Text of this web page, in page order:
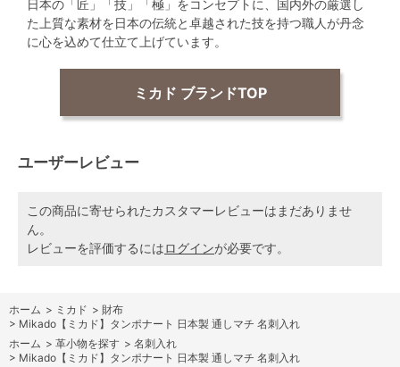
日本の「匠」「技」「極」をコンセプトに、国内外の厳選し
た上質な素材を日本の伝統と卓越された技を持つ職人が丹念
に心を込めて仕立て上げています。
ミカド ブランドTOP
ユーザーレビュー
この商品に寄せられたカスタマーレビューはまだありませ
ん。
レビューを評価するにはログインが必要です。
ホーム > ミカド > 財布
> Mikado【ミカド】タンポナート 日本製 通しマチ 名刺入れ
ホーム > 革小物を探す > 名刺入れ
> Mikado【ミカド】タンポナート 日本製 通しマチ 名刺入れ